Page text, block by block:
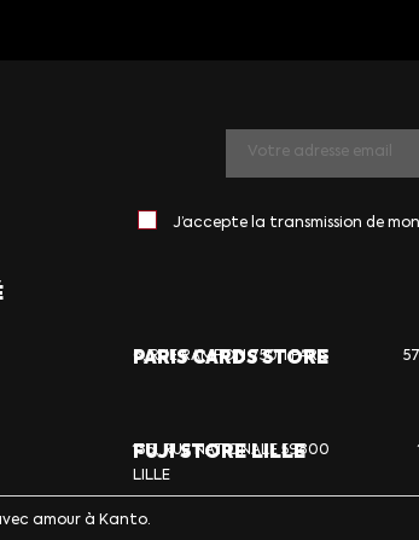
J’accepte la transmission de
PARIS CARDS STORE
6, RUE RAMPON 75011 PARIS
FUJI STORE LILLE
136, RUE NATIONALE 59800
LILLE
amour à Kanto.